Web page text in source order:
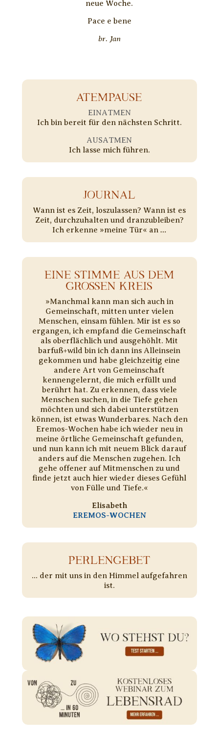
neue Woche.
Pace e bene
br. Jan
ATEMPAUSE
EINATMEN
Ich bin bereit für den nächsten Schritt.
AUSATMEN
Ich lasse mich führen.
JOURNAL
Wann ist es Zeit, loszulassen? Wann ist es
Zeit, durchzuhalten und dranzubleiben?
Ich erkenne »meine Tür« an …
EINE STIMME AUS DEM
GROSSEN KREIS
»Manchmal kann man sich auch in
Gemeinschaft, mitten unter vielen
Menschen, einsam fühlen. Mir ist es so
ergangen, ich empfand die Gemeinschaft
als oberflächlich und ausgehöhlt. Mit
barfuß+wild bin ich dann ins Alleinsein
gekommen und habe gleichzeitig eine
andere Art von Gemeinschaft
kennengelernt, die mich erfüllt und
berührt hat. Zu erkennen, dass viele
Menschen suchen, in die Tiefe gehen
möchten und sich dabei unterstützen
können, ist etwas Wunderbares. Nach den
Eremos-Wochen habe ich wieder neu in
meine örtliche Gemeinschaft gefunden,
und nun kann ich mit neuem Blick darauf
anders auf die Menschen zugehen. Ich
gehe offener auf Mitmenschen zu und
finde jetzt auch hier wieder dieses Gefühl
von Fülle und Tiefe.«
Elisabeth
EREMOS-WOCHEN
PERLENGEBET
... der mit uns in den Himmel aufgefahren
ist.